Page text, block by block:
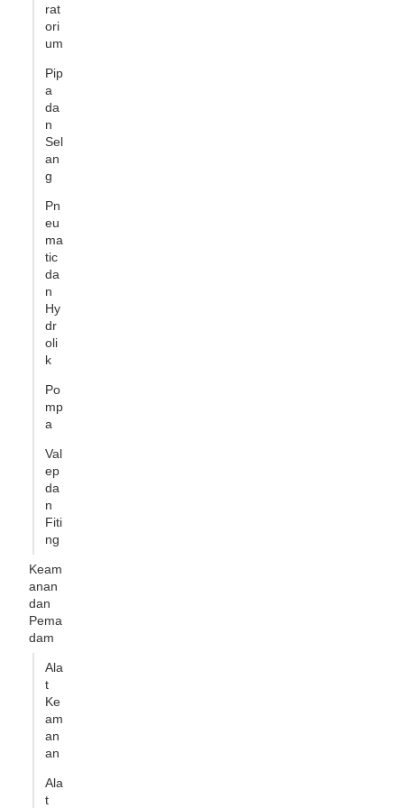
rat
ori
um
Pip
a
da
n
Sel
an
g
Pn
eu
ma
tic
da
n
Hy
dr
oli
k
Po
mp
a
Val
ep
da
n
Fiti
ng
Keam
anan
dan
Pema
dam
Ala
t
Ke
am
an
an
Ala
t